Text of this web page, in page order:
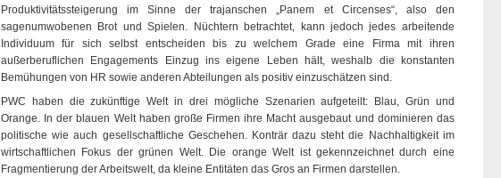
Produktivitätssteigerung im Sinne der trajanschen „Panem et Circenses“, also den
sagenumwobenen Brot und Spielen. Nüchtern betrachtet, kann jedoch jedes arbeitende
Individuum für sich selbst entscheiden bis zu welchem Grade eine Firma mit ihren
außerberuflichen Engagements Einzug ins eigene Leben hält, weshalb die konstanten
Bemühungen von HR sowie anderen Abteilungen als positiv einzuschätzen sind.
PWC haben die zukünftige Welt in drei mögliche Szenarien aufgeteilt: Blau, Grün und
Orange. In der blauen Welt haben große Firmen ihre Macht ausgebaut und dominieren das
politische wie auch gesellschaftliche Geschehen. Konträr dazu steht die Nachhaltigkeit im
wirtschaftlichen Fokus der grünen Welt. Die orange Welt ist gekennzeichnet durch eine
Fragmentierung der Arbeitswelt, da kleine Entitäten das Gros an Firmen darstellen.